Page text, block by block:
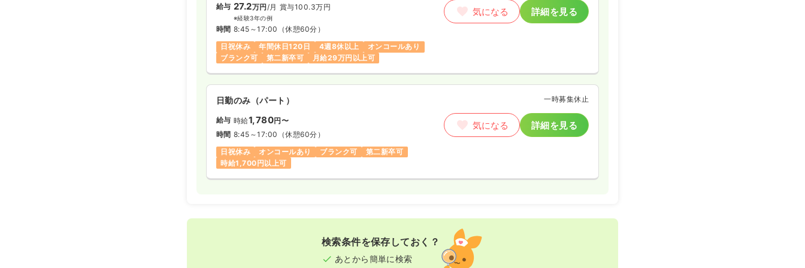
給与 27.2万円/月 賞与100.3万円
※経験3年の例
時間 8:45～17:00 （休憩60分）
日祝休み
年間休日120日 4週8休以上
オンコールあり
ブランク可
第二新卒可 月給29万円以上可
気になる 詳細を見る
日勤のみ（パート） 一時募集休止
給与 時給1,780円〜
時間 8:45～17:00 （休憩60分）
日祝休み
オンコールあり ブランク可
第二新卒可
時給1,700円以上可
気になる 詳細を見る
検索条件を保存しておく？
あとから簡単に検索